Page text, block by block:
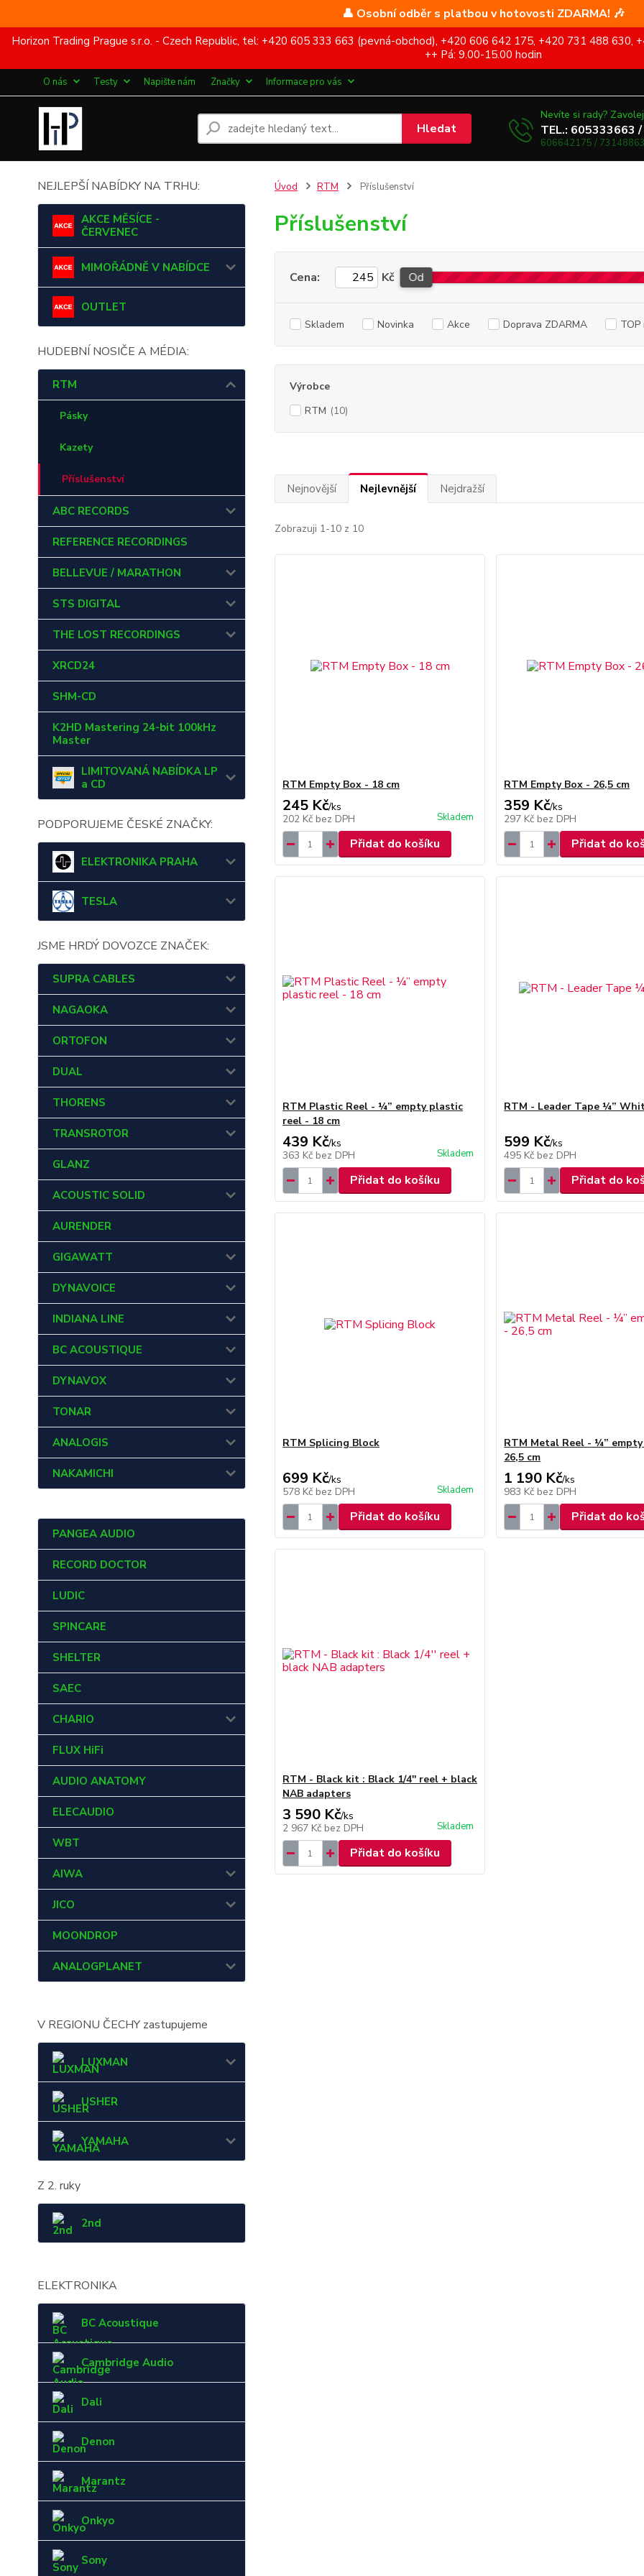
👤 Osobní odběr s platbou v hotovosti ZDARMA! 🎶
Horizon Trading Prague s.r.o. - Czech Republic, tel: +420 605 333 663 (pevná-obchod), +420 606 642 175, +420 731 488
++ Pá: 9.00-15.00 hodin
O nás Testy Napište nám Značky Informace pro vás
Hledat
Nevíte si rady?
TEL.: 605333663 /
606642175 /
NEJLEPŠÍ NABÍDKY NA TRHU:
AKCE MĚSÍCE -
ČERVENEC
MIMOŘÁDNĚ V NABÍDCE
OUTLET
HUDEBNÍ NOSIČE A MÉDIA:
RTM
Pásky
Kazety
Příslušenství
ABC RECORDS
REFERENCE RECORDINGS
BELLEVUE / MARATHON
STS DIGITAL
THE LOST RECORDINGS
XRCD24
SHM-CD
K2HD Mastering 24-bit 100kHz
Master
LIMITOVANÁ NABÍDKA LP
a CD
PODPORUJEME ČESKÉ ZNAČKY:
ELEKTRONIKA PRAHA
TESLA
JSME HRDÝ DOVOZCE ZNAČEK:
SUPRA CABLES
NAGAOKA
ORTOFON
DUAL
THORENS
TRANSROTOR
GLANZ
ACOUSTIC SOLID
AURENDER
GIGAWATT
DYNAVOICE
INDIANA LINE
BC ACOUSTIQUE
DYNAVOX
TONAR
ANALOGIS
NAKAMICHI
PANGEA AUDIO
RECORD DOCTOR
LUDIC
SPINCARE
SHELTER
SAEC
CHARIO
FLUX HiFi
AUDIO ANATOMY
ELECAUDIO
WBT
AIWA
JICO
MOONDROP
ANALOGPLANET
V REGIONU ČECHY zastupujeme
LUXMAN
USHER
YAMAHA
Z 2. ruky
2nd
ELEKTRONIKA
BC Acoustique
Cambridge Audio
Dali
Denon
Marantz
Onkyo
Sony
Úvod RTM Příslušenství
Příslušenství
Cena: Kč Od
Skladem Novinka Akce Doprava ZDARMA
Výrobce
RTM (10)
Nejnovější Nejlevnější Nejdražší
Zobrazuji 1-10 z 10
RTM Empty Box - 18 cm
245 Kč/ks
202 Kč bez DPH Skladem
Přidat do košíku
RTM Empty Box - 26,5 cm
359 Kč/ks
297 Kč bez DPH
Přidat do
RTM Plastic Reel - ¼” empty plastic
reel - 18 cm
439 Kč/ks
363 Kč bez DPH Skladem
Přidat do košíku
RTM - Leader Tape ¼”
599 Kč/ks
495 Kč bez DPH
Přidat do
RTM Splicing Block
699 Kč/ks
578 Kč bez DPH Skladem
Přidat do košíku
RTM Metal Reel - ¼”
26,5 cm
1 190 Kč/ks
983 Kč bez DPH
Přidat do
RTM - Black kit : Black 1/4'' reel + black
NAB adapters
3 590 Kč/ks
2 967 Kč bez DPH Skladem
Přidat do košíku